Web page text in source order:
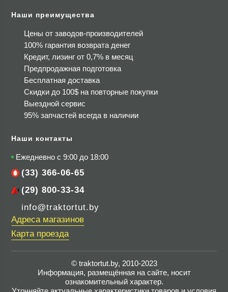
Наши преимущества
Цены от заводов-производителей
100% гарантия возврата денег
Кредит, лизинг от 0,7% в месяц
Предпродажная подготовка
Бесплатная доставка
Скидки до 100$ на повторные покупки
Выездной сервис
95% запчастей всегда в наличии
Наши контакты
Ежедневно с 9:00 до 18:00
(33) 366-06-65
(29) 800-33-34
info@traktortut.by
Адреса магазинов
Карта проезда
© traktortut.by, 2010-2023
Информация, размещённая на сайте, носит
ознакомительный характер.